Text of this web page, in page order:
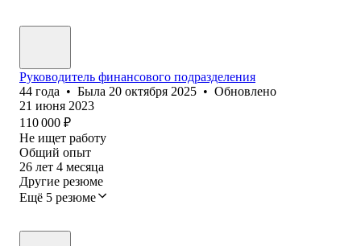
Руководитель финансового подразделения
44 года • Была 20 октября 2025 • Обновлено
21 июня 2023
110 000 ₽
Не ищет работу
Общий опыт
26 лет 4 месяца
Другие резюме
Ещё 5 резюме